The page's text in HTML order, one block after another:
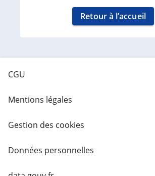
Retour à l’accueil
CGU
Mentions légales
Gestion des cookies
Données personnelles